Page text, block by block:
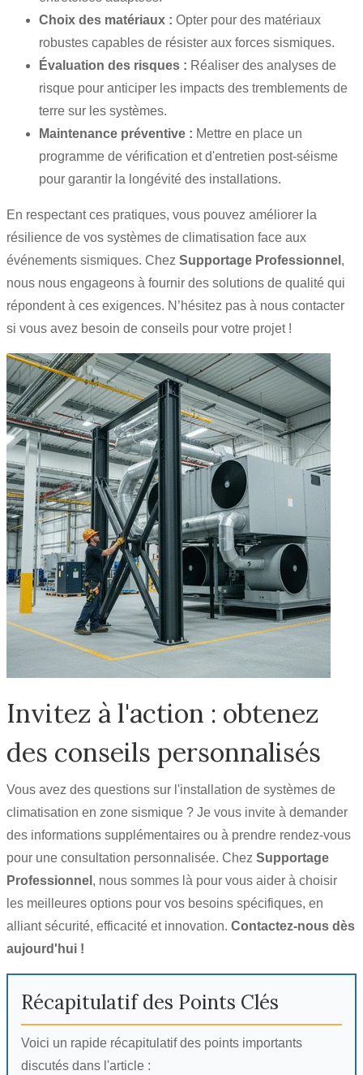
Choix des matériaux : Opter pour des matériaux
robustes capables de résister aux forces sismiques.
Évaluation des risques : Réaliser des analyses de
risque pour anticiper les impacts des tremblements de
terre sur les systèmes.
Maintenance préventive : Mettre en place un
programme de vérification et d'entretien post-séisme
pour garantir la longévité des installations.
En respectant ces pratiques, vous pouvez améliorer la
résilience de vos systèmes de climatisation face aux
événements sismiques. Chez Supportage Professionnel ,
nous nous engageons à fournir des solutions de qualité qui
répondent à ces exigences. N’hésitez pas à nous contacter
si vous avez besoin de conseils pour votre projet !
Invitez à l'action : obtenez
des conseils personnalisés
Vous avez des questions sur l'installation de systèmes de
climatisation en zone sismique ? Je vous invite à demander
des informations supplémentaires ou à prendre rendez-vous
pour une consultation personnalisée. Chez Supportage
Professionnel , nous sommes là pour vous aider à choisir
les meilleures options pour vos besoins spécifiques, en
alliant sécurité, efficacité et innovation. Contactez-nous dès
aujourd'hui !
Récapitulatif des Points Clés
Voici un rapide récapitulatif des points importants
discutés dans l'article :